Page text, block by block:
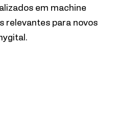
em machine
relevantes para novos